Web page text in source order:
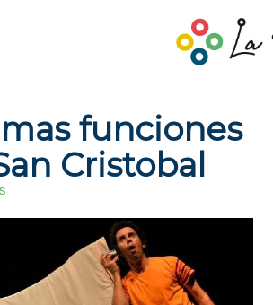
funciones
Cristobal